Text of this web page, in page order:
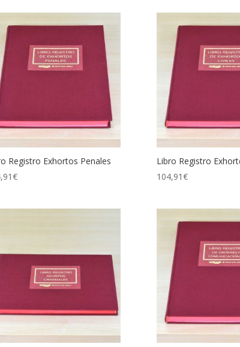
Registro Exhortos Penales
€
Libro Registro
104,91€